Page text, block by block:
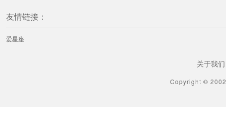
友情链接：
爱星座
关于我们
Copyright ©